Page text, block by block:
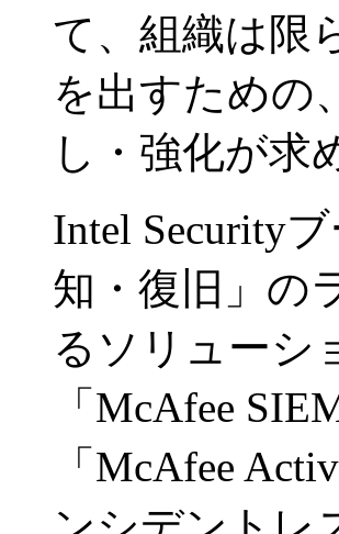
て、組織は限
を出すための
し・強化が求
Intel Security
知・復旧」の
るソリューシ
「McAfee
「McAfee